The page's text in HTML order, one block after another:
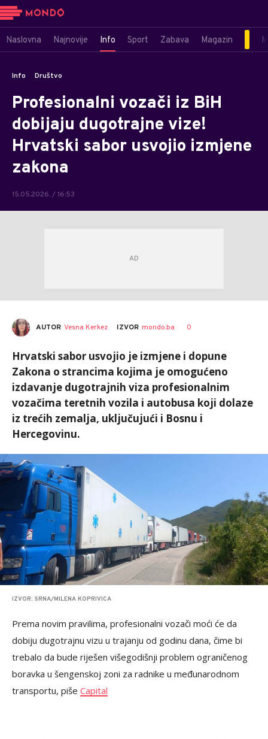
Naslovna Najnovije Info Sport Zabava Magazin
Info Društvo
Profesionalni vozači iz BiH
dobijaju dugotrajne vize!
Hrvatski sabor usvojio izmjene
zakona
15.05.2026. / 16:53
AUTOR Vesna Kerkez IZVOR mondo.ba 0
Hrvatski sabor usvojio je izmjene i dopune
Zakona o strancima kojima je omogućeno
izdavanje dugotrajnih viza profesionalnim
vozačima teretnih vozila i autobusa koji dolaze
iz trećih zemalja, uključujući i Bosnu i
Hercegovinu.
IZVOR: SRNA/MILENA KOPRIVICA
Prema novim pravilima, profesionalni vozači moći će da
dobiju dugotrajnu vizu u trajanju od godinu dana, čime bi
trebalo da bude riješen višegodišnji problem ograničenog
boravka u šengenskoj zoni za radnike u međunarodnom
transportu, piše Capital